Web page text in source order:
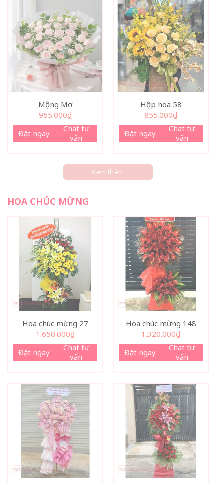
Mộng Mơ
955.000₫
Đặt ngay
Chat tư
vấn
Hộp hoa 58
855.000₫
Đặt ngay
Chat tư
vấn
Xem thêm
HOA CHÚC MỪNG
Hoa chúc mừng 27
1.650.000₫
Đặt ngay
Chat tư
vấn
Hoa chúc mừng 148
1.320.000₫
Đặt ngay
Chat tư
vấn